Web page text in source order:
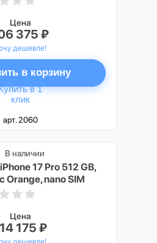
Цена
375 ₽
дешевле!
в корзину
в 1
клик
арт. 2060
17 Pro 512 GB,
Orange, nano SIM
В наличии
Цена
175 ₽